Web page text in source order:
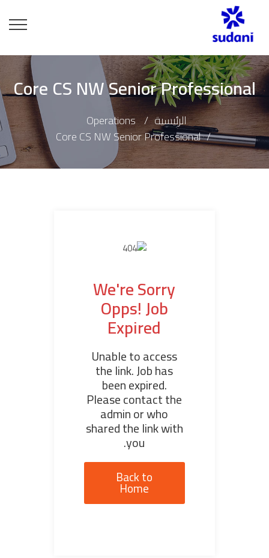
Core CS NW Senior Professional
الرئيسية
Operations
Core CS NW Senior Professional
We're Sorry
Opps! Job
Expired
Unable to access
the link. Job has
been expired.
Please contact the
admin or who
shared the link with
you.
Back to
Home